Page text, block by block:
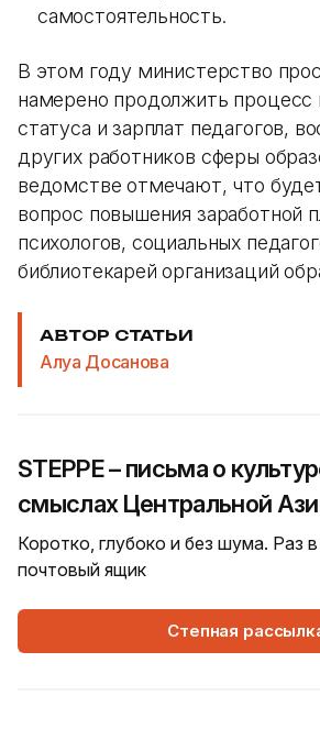
самостоятельность.
В этом году министерство
намерено продолжить процесс
статуса и зарплат педагогов,
других работников сферы
ведомстве отмечают, что
вопрос повышения заработной
психологов, социальных
библиотекарей организаций
АВТОР СТАТЬИ
Алуа Досанова
STEPPE – письма о
смыслах Центральной
Коротко, глубоко и без шума.
почтовый ящик
Степная